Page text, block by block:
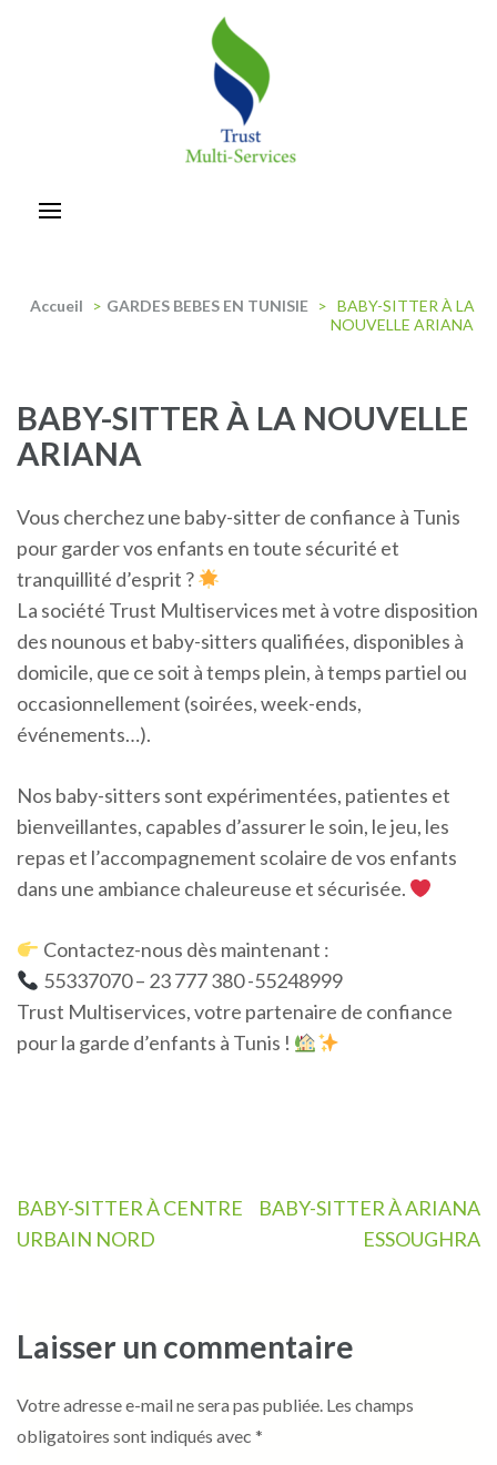
Accueil > GARDES BEBES EN TUNISIE > BABY-SITTER À LA
NOUVELLE ARIANA
BABY-SITTER À LA NOUVELLE
ARIANA
Vous cherchez une baby-sitter de confiance à Tunis
pour garder vos enfants en toute sécurité et
tranquillité d’esprit ?
La société Trust Multiservices met à votre disposition
des nounous et baby-sitters qualifiées, disponibles à
domicile, que ce soit à temps plein, à temps partiel ou
occasionnellement (soirées, week-ends,
événements…).
Nos baby-sitters sont expérimentées, patientes et
bienveillantes, capables d’assurer le soin, le jeu, les
repas et l’accompagnement scolaire de vos enfants
dans une ambiance chaleureuse et sécurisée.
Contactez-nous dès maintenant :
55337070 – 23 777 380 -55248999
Trust Multiservices, votre partenaire de confiance
pour la garde d’enfants à Tunis !
Navigation
de
BABY-SITTER À CENTRE
URBAIN NORD
BABY-SITTER À ARIANA
ESSOUGHRA
Laisser un commentaire
Votre adresse e-mail ne sera pas publiée. Les champs
obligatoires sont indiqués avec *